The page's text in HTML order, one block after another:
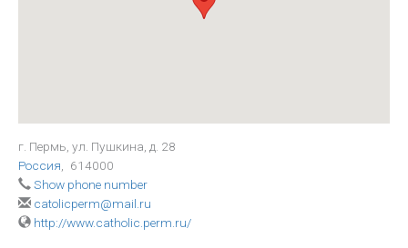
г. Пермь, ул. Пушкина, д. 28
Россия
614000
Show phone number
catolicperm@mail.ru
http://www.catholic.perm.ru/